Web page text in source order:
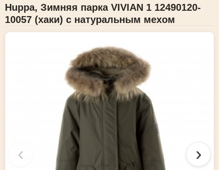
Huppa, Зимняя парка VIVIAN 1 12490120-
10057 (хаки) с натуральным мехом
‹ ›